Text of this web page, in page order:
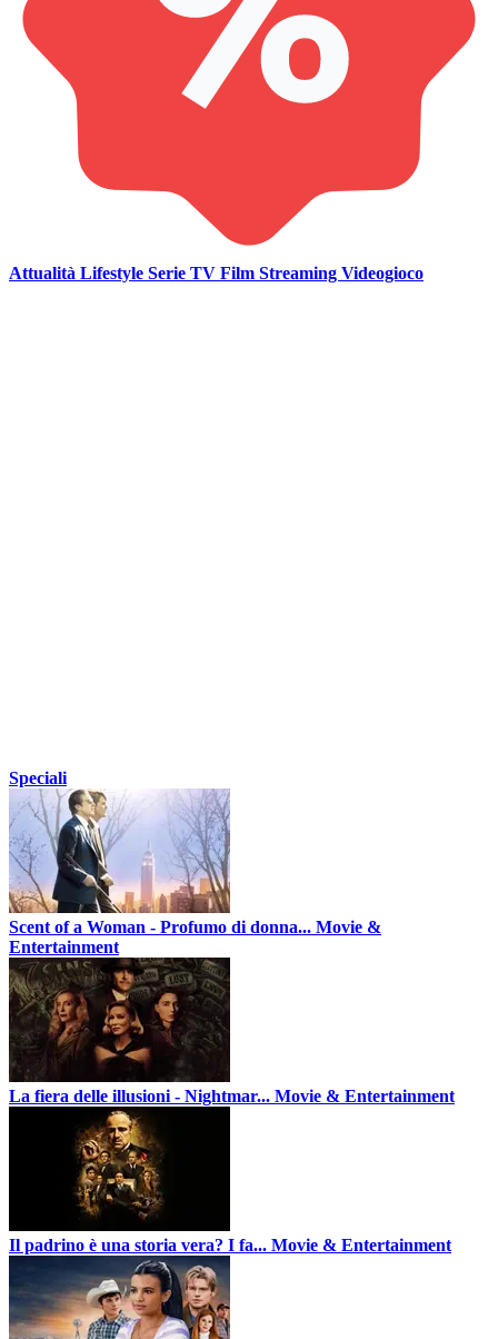
Attualità Lifestyle Serie TV Film Streaming Videogioco
Speciali
Scent of a Woman - Profumo di donna... Movie &
Entertainment
La fiera delle illusioni - Nightmar... Movie & Entertainment
Il padrino è una storia vera? I fa... Movie & Entertainment